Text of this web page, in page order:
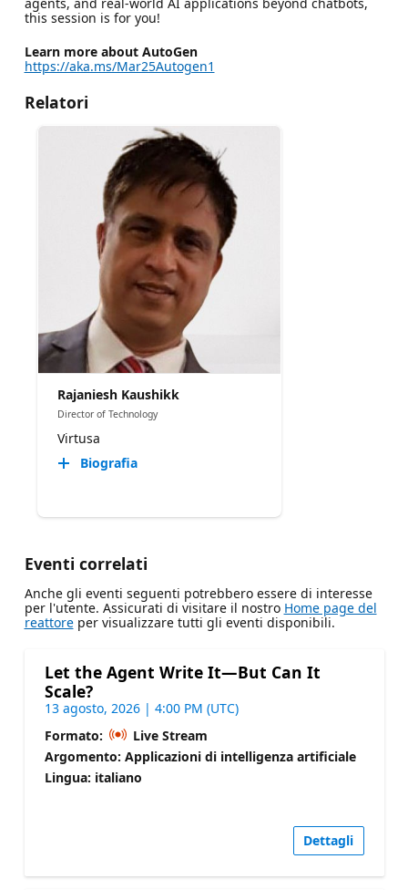
this session is for you!
Learn more about AutoGen
https://aka.ms/Mar25Autogen1
Relatori
Rajaniesh Kaushikk
Director of Technology
Virtusa
Biografia
Eventi correlati
Anche gli eventi seguenti potrebbero essere di interesse
per l'utente. Assicurati di visitare il nostro Home page del
reattoreper visualizzare tutti gli eventi disponibili.
Let the Agent Write It—But Can It
Scale?
13 agosto, 2026 | 4:00 PM (UTC)
Formato:
Live Stream
Argomento: Applicazioni di intelligenza artificiale
Lingua: italiano
Dettagli